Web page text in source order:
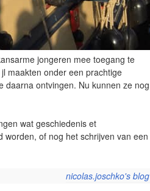
jongeren mee toegang te
maakten onder een prachtige
daarna ontvingen. Nu kunnen ze nog
wat geschiedenis et
of nog het schrijven van een
nicolas.joschko's blog